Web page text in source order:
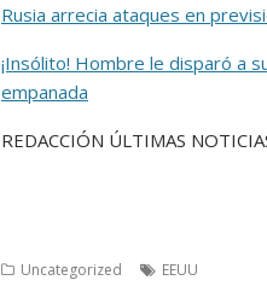
Rusia arrecia ataques en
¡Insólito! Hombre le disparó a
empanada
REDACCIÓN ÚLTIMAS
Uncategorized EEUU